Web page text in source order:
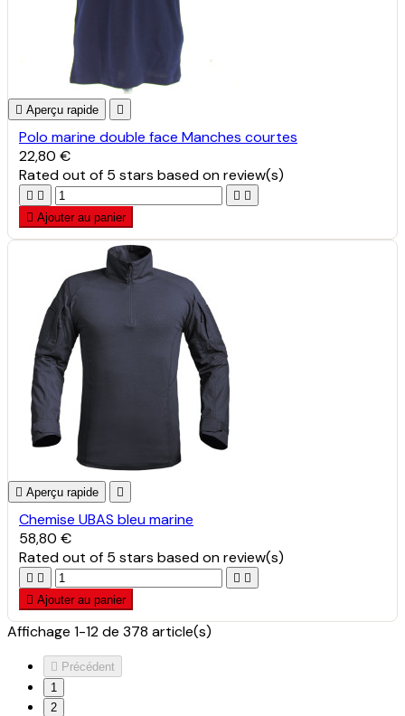
 Aperçu rapide 
Polo marine double face Manches courtes
22,80 €
Ratedout of 5 stars based onreview(s)
   
 Ajouter au panier
 Aperçu rapide 
Chemise UBAS bleu marine
58,80 €
Ratedout of 5 stars based onreview(s)
   
 Ajouter au panier
Affichage 1-12 de 378 article(s)
 Précédent
1
2